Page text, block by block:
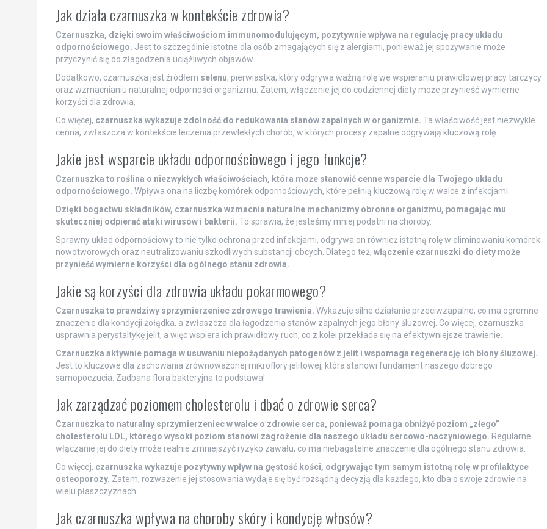
Jak działa czarnuszka w kontekście zdrowia?
Czarnuszka, dzięki swoim właściwościom immunomodulującym, pozytywnie wpływa na regulację pracy układu
odpornościowego. Jest to szczególnie istotne dla osób zmagających się z alergiami, ponieważ jej spożywanie może
przyczynić się do złagodzenia uciążliwych objawów.
Dodatkowo, czarnuszka jest źródłem selenu, pierwiastka, który odgrywa ważną rolę we wspieraniu prawidłowej pracy tarczycy
oraz wzmacnianiu naturalnej odporności organizmu. Zatem, włączenie jej do codziennej diety może przynieść wymierne
korzyści dla zdrowia.
Co więcej, czarnuszka wykazuje zdolność do redukowania stanów zapalnych w organizmie. Ta właściwość jest niezwykle
cenna, zwłaszcza w kontekście leczenia przewlekłych chorób, w których procesy zapalne odgrywają kluczową rolę.
Jakie jest wsparcie układu odpornościowego i jego funkcje?
Czarnuszka to roślina o niezwykłych właściwościach, która może stanowić cenne wsparcie dla Twojego układu
odpornościowego. Wpływa ona na liczbę komórek odpornościowych, które pełnią kluczową rolę w walce z infekcjami.
Dzięki bogactwu składników, czarnuszka wzmacnia naturalne mechanizmy obronne organizmu, pomagając mu
skuteczniej odpierać ataki wirusów i bakterii. To sprawia, że jesteśmy mniej podatni na choroby.
Sprawny układ odpornościowy to nie tylko ochrona przed infekcjami, odgrywa on również istotną rolę w eliminowaniu komórek
nowotworowych oraz neutralizowaniu szkodliwych substancji obcych. Dlatego też, włączenie czarnuszki do diety może
przynieść wymierne korzyści dla ogólnego stanu zdrowia.
Jakie są korzyści dla zdrowia układu pokarmowego?
Czarnuszka to prawdziwy sprzymierzeniec zdrowego trawienia. Wykazuje silne działanie przeciwzapalne, co ma ogromne
znaczenie dla kondycji żołądka, a zwłaszcza dla łagodzenia stanów zapalnych jego błony śluzowej. Co więcej, czarnuszka
usprawnia perystaltykę jelit, a więc wspiera ich prawidłowy ruch, co z kolei przekłada się na efektywniejsze trawienie.
Czarnuszka aktywnie pomaga w usuwaniu niepożądanych patogenów z jelit i wspomaga regenerację ich błony śluzowej.
Jest to kluczowe dla zachowania zrównoważonej mikroflory jelitowej, która stanowi fundament naszego dobrego
samopoczucia. Zadbana flora bakteryjna to podstawa!
Jak zarządzać poziomem cholesterolu i dbać o zdrowie serca?
Czarnuszka to naturalny sprzymierzeniec w walce o zdrowie serca, ponieważ pomaga obniżyć poziom „złego”
cholesterolu LDL, którego wysoki poziom stanowi zagrożenie dla naszego układu sercowo-naczyniowego. Regularne
włączanie jej do diety może realnie zmniejszyć ryzyko zawału, co ma niebagatelne znaczenie dla ogólnego stanu zdrowia.
Co więcej, czarnuszka wykazuje pozytywny wpływ na gęstość kości, odgrywając tym samym istotną rolę w profilaktyce
osteoporozy. Zatem, rozważenie jej stosowania wydaje się być rozsądną decyzją dla każdego, kto dba o swoje zdrowie na
wielu płaszczyznach.
Jak czarnuszka wpływa na choroby skóry i kondycję włosów?